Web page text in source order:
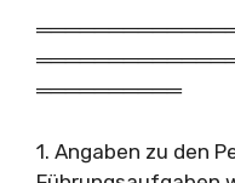
══════════
1. Angaben zu den